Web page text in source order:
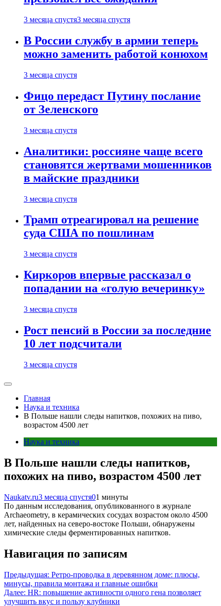
3 месяца спустя3 месяца спустя
В России службу в армии теперь
можно заменить работой конюхом
3 месяца спустя
Фицо передаст Путину послание
от Зеленского
3 месяца спустя
Аналитики: россияне чаще всего
становятся жертвами мошенников
в майские праздники
3 месяца спустя
Трамп отреагировал на решение
суда США по пошлинам
3 месяца спустя
Киркоров впервые рассказал о
попадании на «голую вечеринку»
3 месяца спустя
Рост пенсий в России за последние
10 лет подсчитали
3 месяца спустя
Главная
Наука и техника
В Польше нашли следы напитков, похожих на пиво,
возрастом 4500 лет
Наука и техника
В Польше нашли следы напитков,
похожих на пиво, возрастом 4500 лет
Naukatv.ru3 месяца спустя01 минуты
По данным исследования, опубликованного в журнале
Archaeometry, в керамических сосудах возрастом около 4500
лет, найденных на северо-востоке Польши, обнаружены
химические следы ферментированных напитков.
Навигация по записям
Предыдущая: Ретро-проводка в деревянном доме: плюсы,
минусы, правила монтажа и главные ошибки
Далее: HR: повышение активности одного гена позволяет
улучшить вкус и пользу клубники